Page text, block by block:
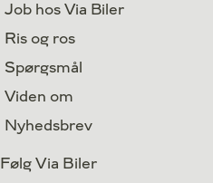
Job hos Via Biler
Ris og ros
Spørgsmål
Viden om
Nyhedsbrev
Følg Via Biler